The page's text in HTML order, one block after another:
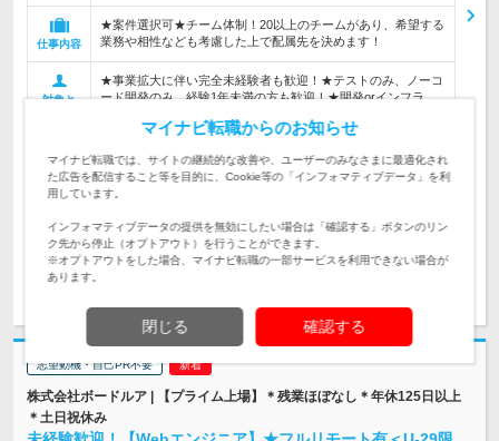
仕事内容
★案件選択可★チーム体制！20以上のチームがあり、希望する
業務や相性なども考慮した上で配属先を決めます！
対象と
★事業拡大に伴い完全未経験者も歓迎！★テストのみ、ノーコ
ード開発のみ、経験1年未満の方も歓迎！★開発orインフラ、
企業データ
設立：2001年6月／従業員数：656人／本社所在地：
東京都
求人詳細を見る
志望動機・自己PR不要
株式会社ボードルア | 【プライム上場】＊残業ほぼなし＊年休125日以上
＊土日祝休み
マイナビ転職からのお知らせ
マイナビ転職では、サイトの継続的な改善や、ユーザーのみなさまに最適化され
た広告を配信すること等を目的に、Cookie等の「インフォマティブデータ」を利
用しています。
インフォマティブデータの提供を無効にしたい場合は「確認する」ボタンのリン
ク先から停止（オプトアウト）を行うことができます。
※オプトアウトをした場合、マイナビ転職の一部サービスを利用できない場合が
あります。
閉じる 確認する